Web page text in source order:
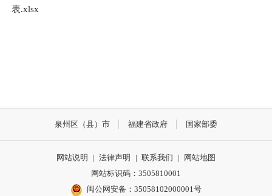
表.xlsx
泉州区（县）市 福建省政府 国家部委
网站说明 | 法律声明 | 联系我们 |
网站地图
网站标识码：3505810001
闽公网安备：35058102000001号